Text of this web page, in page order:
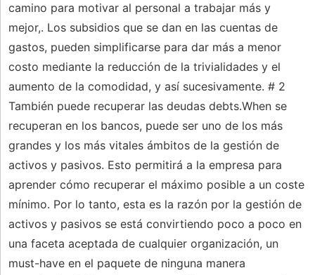
camino para motivar al personal a trabajar más y
mejor,. Los subsidios que se dan en las cuentas de
gastos, pueden simplificarse para dar más a menor
costo mediante la reducción de la trivialidades y el
aumento de la comodidad, y así sucesivamente. # 2
También puede recuperar las deudas debts.When se
recuperan en los bancos, puede ser uno de los más
grandes y los más vitales ámbitos de la gestión de
activos y pasivos. Esto permitirá a la empresa para
aprender cómo recuperar el máximo posible a un coste
mínimo. Por lo tanto, esta es la razón por la gestión de
activos y pasivos se está convirtiendo poco a poco en
una faceta aceptada de cualquier organización, un
must-have en el paquete de ninguna manera